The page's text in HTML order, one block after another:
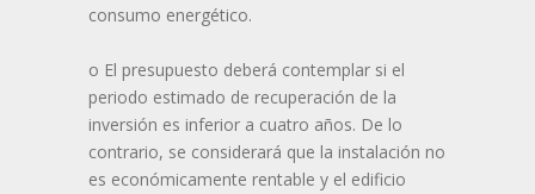
consumo energético.
o El presupuesto deberá contemplar si el
periodo estimado de recuperación de la
inversión es inferior a cuatro años. De lo
contrario, se considerará que la instalación no
es económicamente rentable y el edificio